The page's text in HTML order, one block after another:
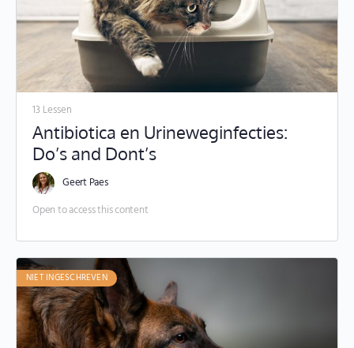
13 Lessen
Antibiotica en Urineweginfecties:
Do’s and Dont’s
Geert Paes
Open to access this content
NIET INGESCHREVEN